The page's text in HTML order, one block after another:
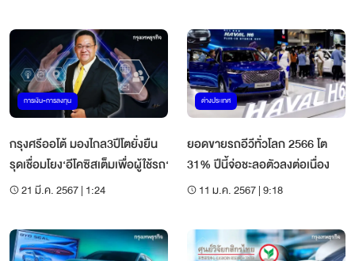
การเงิน-การลงทุน
กรุงศรีออโต้ มองไกล3ปีโตยั่งยืน
รุดเชื่อมโยง‘อีโคซิสเต็มเพื่อผู้ใช้รถ‘
21 มี.ค. 2567 | 1:24
ต่างประเทศ
ยอดขายรถอีวีทั่วโลก 2566 โต
31% ปีนี้จ่อชะลอตัวลงต่อเนื่อง
11 ม.ค. 2567 | 9:18